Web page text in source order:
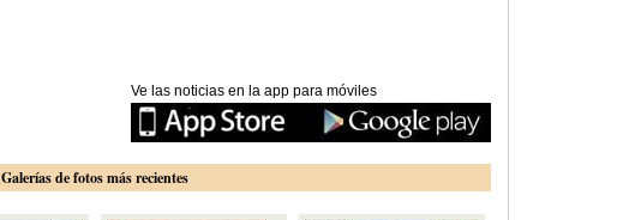
Ve las noticias en la app para móviles
Galerías de fotos más recientes